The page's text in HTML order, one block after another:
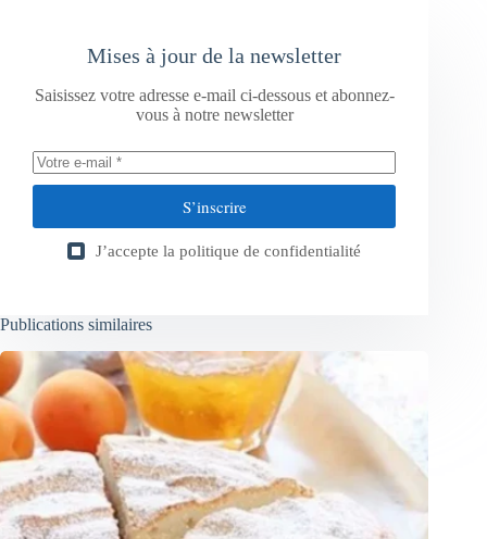
Mises à jour de la newsletter
Saisissez votre adresse e-mail ci-dessous et abonnez-
vous à notre newsletter
S’inscrire
J’accepte la politique de confidentialité
Publications similaires